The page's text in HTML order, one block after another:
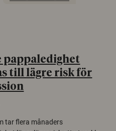
pappaledighet
till lägre risk för
tar flera månaders